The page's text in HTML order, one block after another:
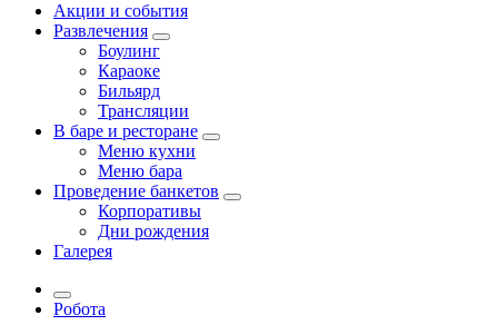
Акции и события
Развлечения
Боулинг
Караоке
Бильярд
Трансляции
В баре и ресторане
Меню кухни
Меню бара
Проведение банкетов
Корпоративы
Дни рождения
Галерея
Робота